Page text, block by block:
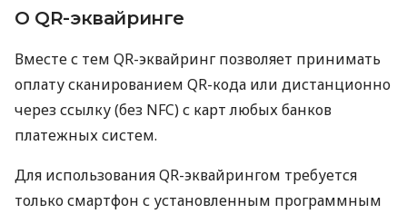
О QR-эквайринге
Вместе с тем QR-эквайринг позволяет принимать
оплату сканированием QR-кода или дистанционно
через ссылку (без NFC) с карт любых банков
платежных систем.
Для использования QR-эквайрингом требуется
только смартфон с установленным программным